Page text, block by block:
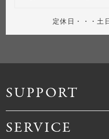
SUPPORT
SERVICE
定休日・・・土